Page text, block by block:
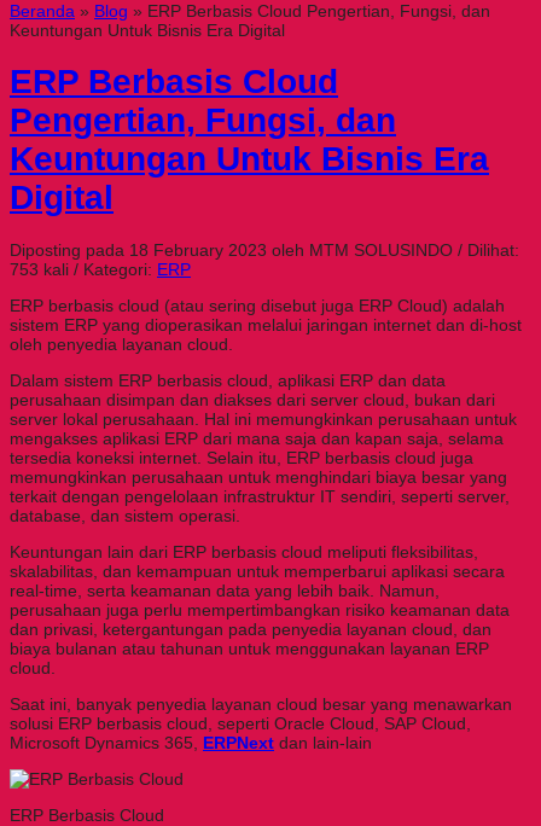
Beranda » Blog » ERP Berbasis Cloud Pengertian, Fungsi, dan
Keuntungan Untuk Bisnis Era Digital
ERP Berbasis Cloud
Pengertian, Fungsi, dan
Keuntungan Untuk Bisnis Era
Digital
Diposting pada 18 February 2023 oleh MTM SOLUSINDO / Dilihat:
753 kali / Kategori: ERP
ERP berbasis cloud (atau sering disebut juga ERP Cloud) adalah
sistem ERP yang dioperasikan melalui jaringan internet dan di-host
oleh penyedia layanan cloud.
Dalam sistem ERP berbasis cloud, aplikasi ERP dan data
perusahaan disimpan dan diakses dari server cloud, bukan dari
server lokal perusahaan. Hal ini memungkinkan perusahaan untuk
mengakses aplikasi ERP dari mana saja dan kapan saja, selama
tersedia koneksi internet. Selain itu, ERP berbasis cloud juga
memungkinkan perusahaan untuk menghindari biaya besar yang
terkait dengan pengelolaan infrastruktur IT sendiri, seperti server,
database, dan sistem operasi.
Keuntungan lain dari ERP berbasis cloud meliputi fleksibilitas,
skalabilitas, dan kemampuan untuk memperbarui aplikasi secara
real-time, serta keamanan data yang lebih baik. Namun,
perusahaan juga perlu mempertimbangkan risiko keamanan data
dan privasi, ketergantungan pada penyedia layanan cloud, dan
biaya bulanan atau tahunan untuk menggunakan layanan ERP
cloud.
Saat ini, banyak penyedia layanan cloud besar yang menawarkan
solusi ERP berbasis cloud, seperti Oracle Cloud, SAP Cloud,
Microsoft Dynamics 365, ERPNext dan lain-lain
ERP Berbasis Cloud